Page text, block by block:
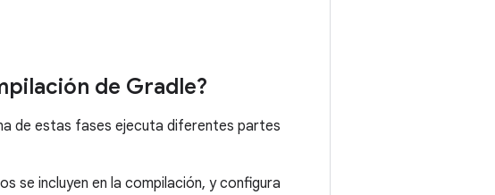
de Gradle?
de estas fases ejecuta diferentes partes
se incluyen en la compilación, y configura